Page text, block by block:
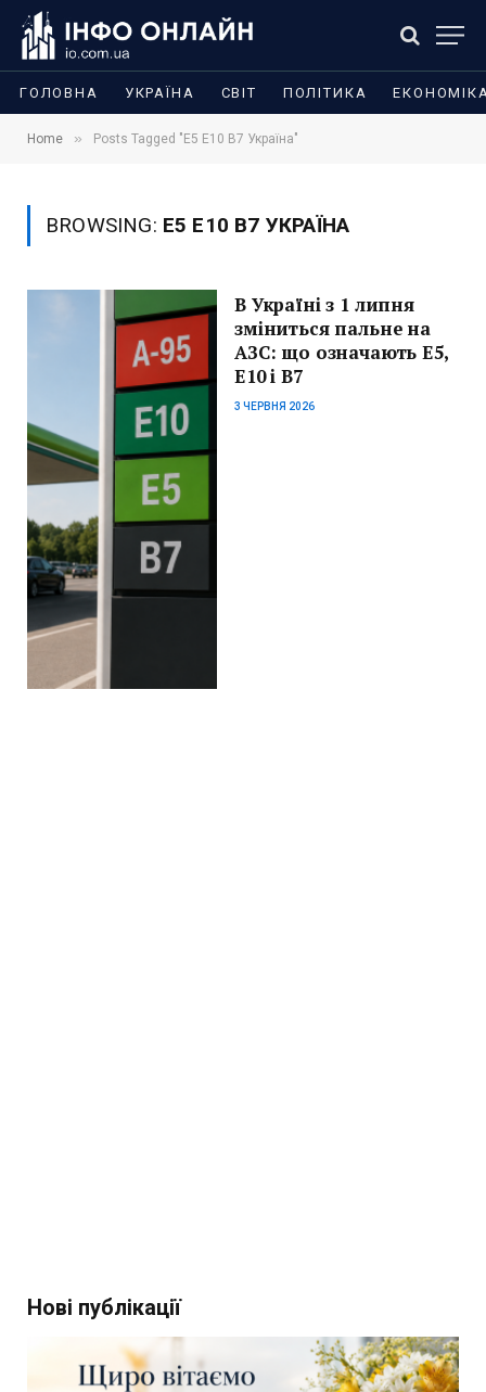
ГОЛОВНА УКРАЇНА СВІТ ПОЛІТИКА
Home » Posts Tagged "E5 E10 B7 Україна"
BROWSING: E5 E10 B7 УКРАЇНА
В Україні з 1 липня
зміниться пальне на
АЗС: що означають E5,
E10 і B7
3 ЧЕРВНЯ 2026
Нові публікації